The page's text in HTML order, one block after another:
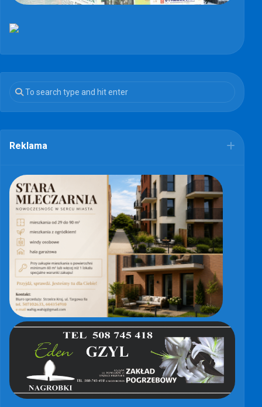
Reklama